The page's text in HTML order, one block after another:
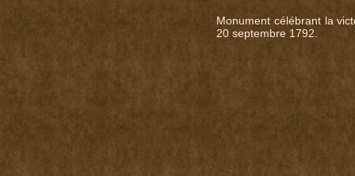
Monument célébrant la
20 septembre 1792.